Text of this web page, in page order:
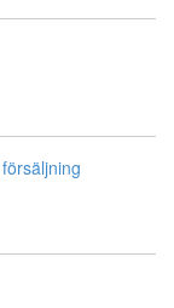
försäljning